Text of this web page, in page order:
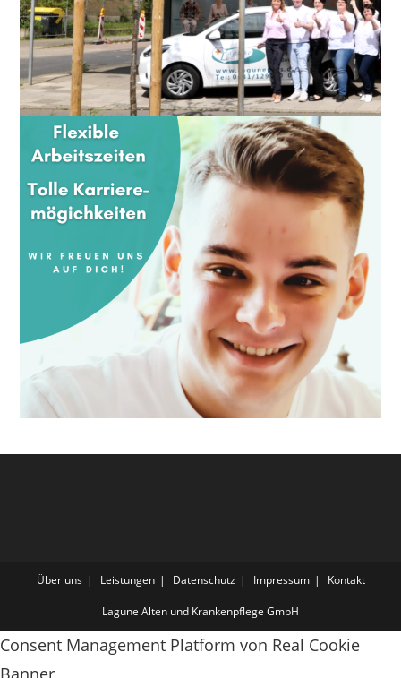
Über uns Leistungen Datenschutz Impressum Kontakt
Lagune Alten und Krankenpflege GmbH
Consent Management Platform von Real Cookie
Banner